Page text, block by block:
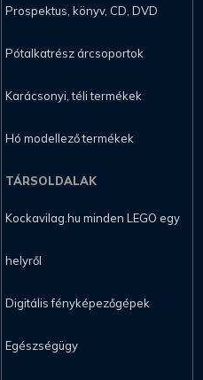
Prospektus, könyv, CD, DVD
Pótalkatrész árcsoportok
Karácsonyi, téli termékek
Hó modellező termékek
TÁRSOLDALAK
Kockavilag.hu minden LEGO egy
helyről
Digitális fényképezőgépek
Egészségügy